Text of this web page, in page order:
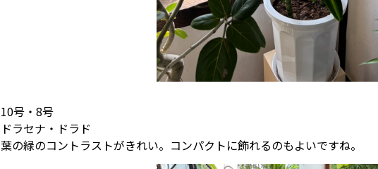
10号・8号
ドラセナ・ドラド
葉の緑のコントラストがきれい。コンパクトに飾れるのもよいですね。